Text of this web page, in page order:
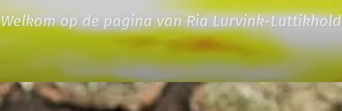
Welkom op de pagina van Ria Lurvink-Luttikhold